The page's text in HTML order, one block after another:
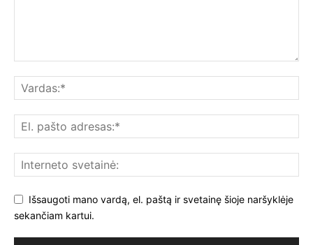
Išsaugoti mano vardą, el. paštą ir svetainę šioje naršyklėje
sekančiam kartui.